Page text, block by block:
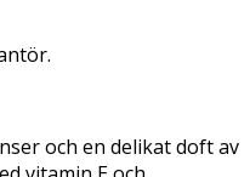
och en delikat doft av